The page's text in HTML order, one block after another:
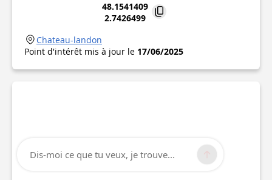
48.1541409
2.7426499
Chateau-landon
Point d'intérêt mis à jour le 17/06/2025
Dis-moi ce que tu veux, je trouve...